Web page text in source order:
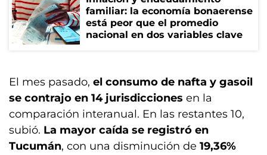
familiar: la economía bonaerense
está peor que el promedio
nacional en dos variables clave
El mes pasado, el consumo de nafta y gasoil
se contrajo en 14 jurisdicciones en la
comparación interanual. En las restantes 10,
subió. La mayor caída se registró en
Tucumán, con una disminución de 19,36%